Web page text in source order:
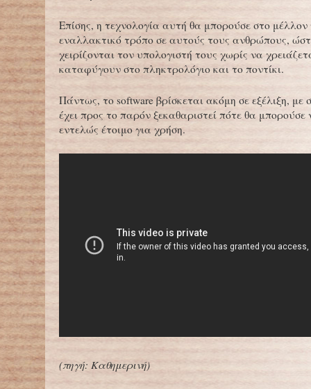
Επίσης, η τεχνολογία αυτή θα μπορούσε στο
εναλλακτικό τρόπο σε αυτούς τους ανθρώπους,
χειρίζονται τον υπολογιστή τους χωρίς να
καταφύγουν στο πληκτρολόγιο και το ποντίκι.
Πάντως, το software βρίσκεται ακόμη σε εξέλιξη, με
έχει προς το παρόν ξεκαθαριστεί πότε θα μπορούσε
εντελώς έτοιμο για χρήση.
(πηγή: Καθημερινή)